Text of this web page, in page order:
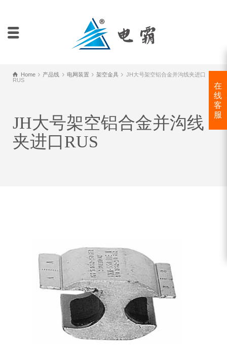
Home 产品线 电网装置 架空金具
JH大号架空铝合金并沟线夹进口
RUS
JH大号架空铝合金并沟线
夹进口RUS
在
线
客
服